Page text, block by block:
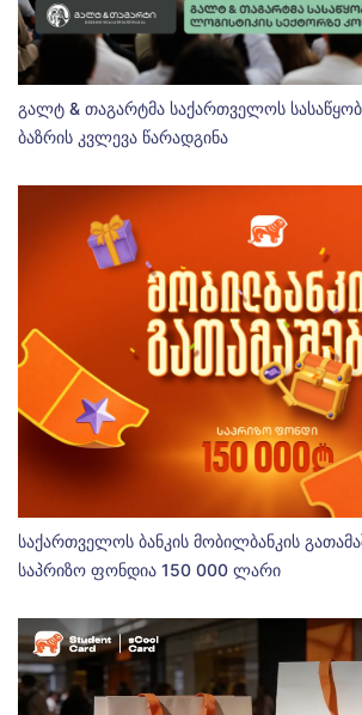
გალტ & თაგარტმა საქართველოს
ბაზრის კვლევა წარადგინა
საქართველოს ბანკის მობილბანკის
საპრიზო ფონდია 150 000 ლარი